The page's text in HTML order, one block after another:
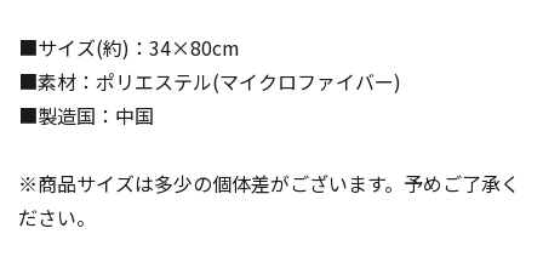
■サイズ(約)：34×80cm
■素材：ポリエステル(マイクロファイバー)
■製造国：中国
※商品サイズは多少の個体差がございます。予めご了承く
ださい。